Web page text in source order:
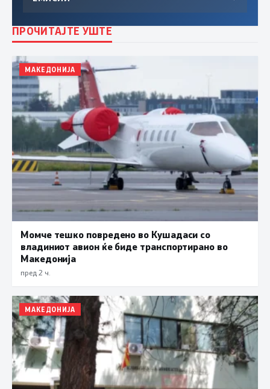
ПРОЧИТАЈТЕ УШТЕ
МАКЕДОНИЈА
Момче тешко повредено во Кушадаси со
владиниот авион ќе биде транспортирано во
Македонија
пред 2 ч.
МАКЕДОНИЈА